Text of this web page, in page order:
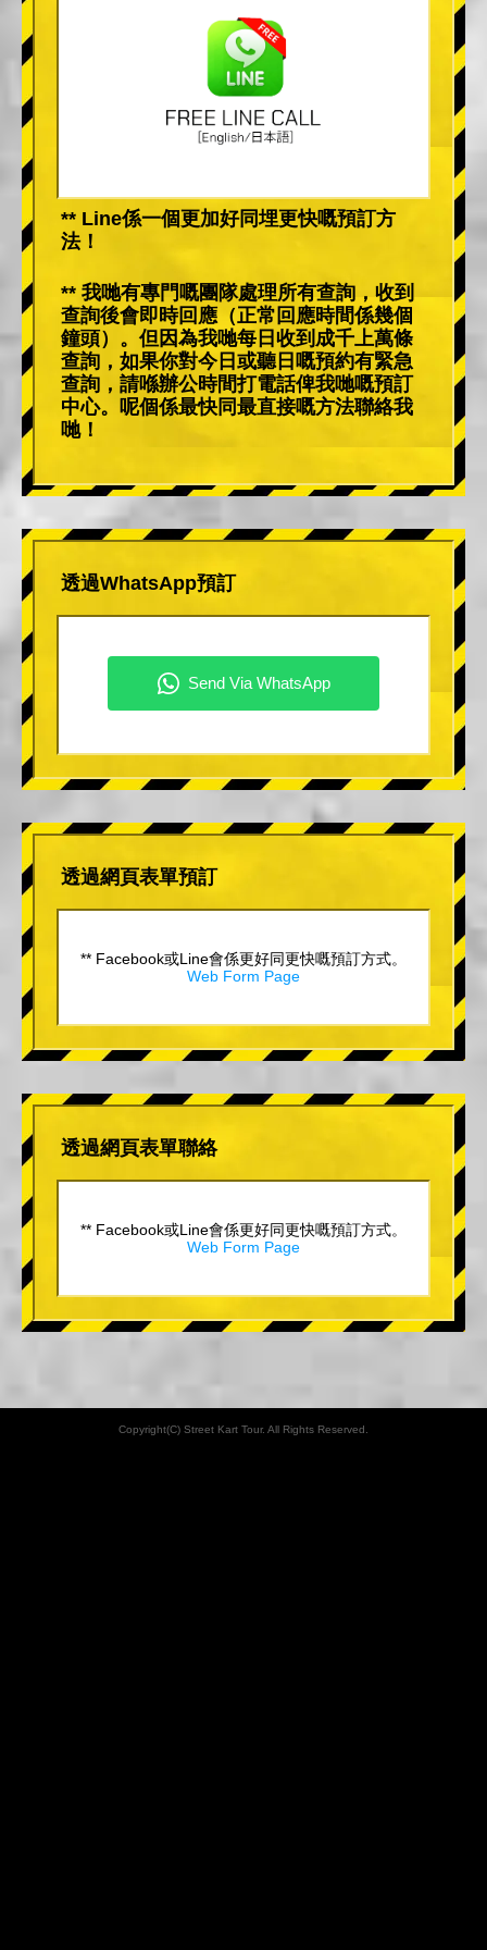
** Line係一個更加好同埋更快嘅預訂方
法！
** 我哋有專門嘅團隊處理所有查詢，收到
查詢後會即時回應（正常回應時間係幾個
鐘頭）。但因為我哋每日收到成千上萬條
查詢，如果你對今日或聽日嘅預約有緊急
查詢，請喺辦公時間打電話俾我哋嘅預訂
中心。呢個係最快同最直接嘅方法聯絡我
哋！
透過WhatsApp預訂
透過網頁表單預訂
** Facebook或Line會係更好同更快嘅預訂方式。
Web Form Page
透過網頁表單聯絡
** Facebook或Line會係更好同更快嘅預訂方式。
Web Form Page
Copyright(C) Street Kart Tour. All Rights Reserved.